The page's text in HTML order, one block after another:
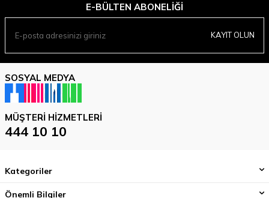
E-BÜLTEN ABONELIĞI
KAYIT OLUN
SOSYAL MEDYA
MÜŞTERI HIZMETLERI
444 10 10
Kategoriler
Önemli Bilgiler